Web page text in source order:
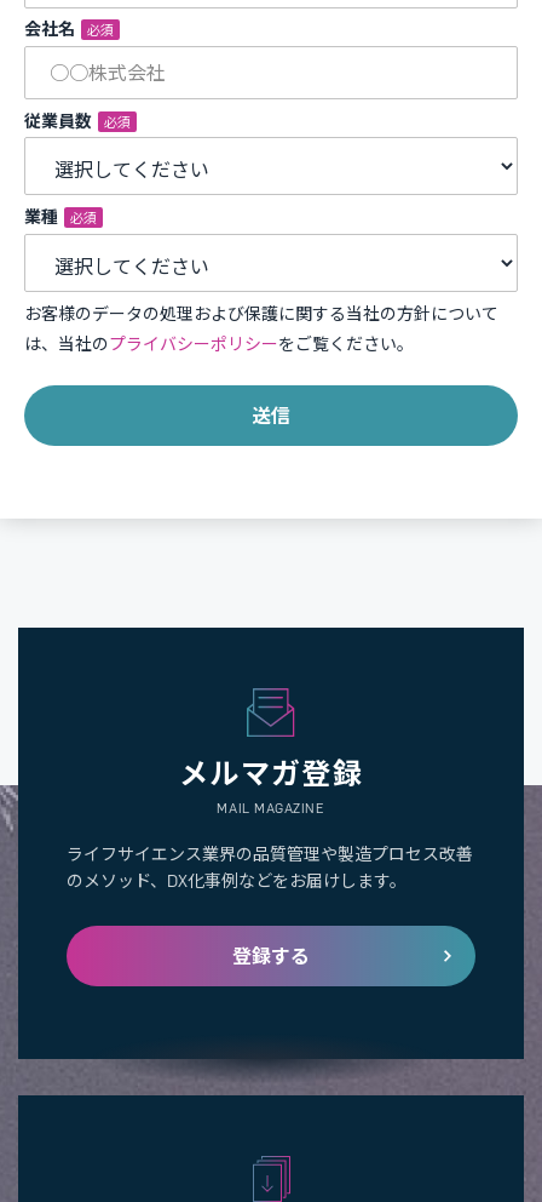
会社名
従業員数
業種
お客様のデータの処理および保護に関する当社の方針について
は、当社のプライバシーポリシーをご覧ください。
メルマガ登録
MAIL MAGAZINE
ライフサイエンス業界の品質管理や製造プロセス改善
のメソッド、DX化事例などをお届けします。
登録する